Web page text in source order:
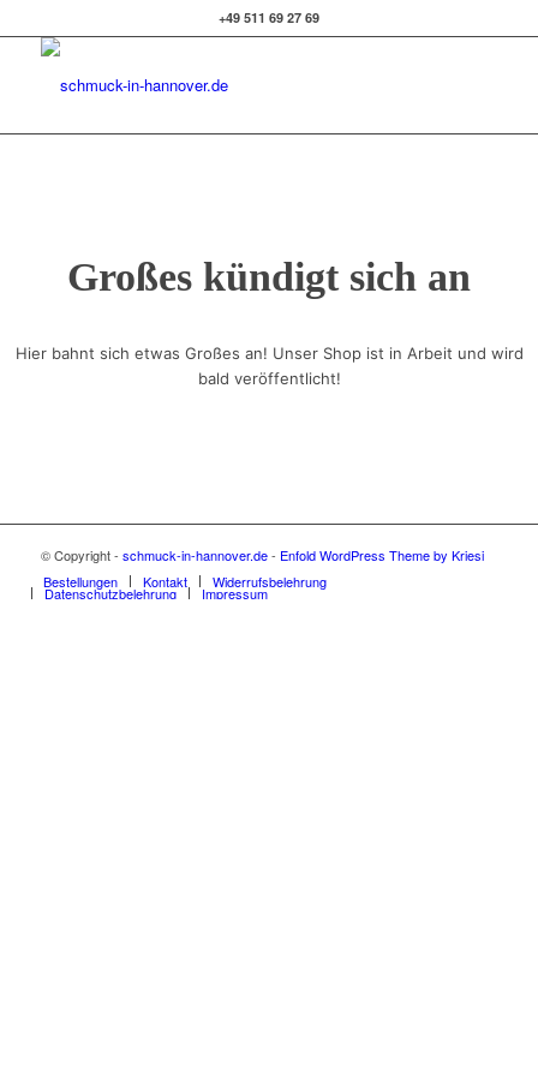
+49 511 69 27 69
Großes kündigt sich an
Hier bahnt sich etwas Großes an! Unser Shop ist in Arbeit und wird
bald veröffentlicht!
© Copyright - schmuck-in-hannover.de- Enfold WordPress Theme by Kriesi
Bestellungen
Kontakt Widerrufsbelehrung
Datenschutzbelehrung Impressum